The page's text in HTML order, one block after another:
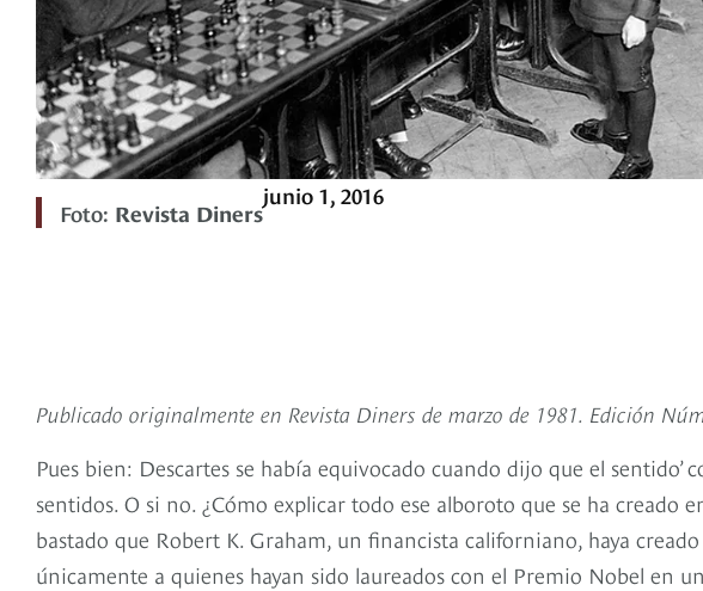
Foto: Revista Diners
junio 1, 2016
Publicado originalmente en Revista Diners de marzo de 1981. Edición
Pues bien: Descartes se había equivocado cuando dijo que el
sentidos. O si no. ¿Cómo explicar todo ese alboroto que se ha creado
bastado que Robert K. Graham, un financista californiano, haya
únicamente a quienes hayan sido laureados con el Premio Nobel en